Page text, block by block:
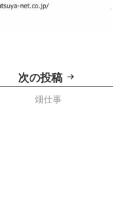
次の投稿
畑仕事